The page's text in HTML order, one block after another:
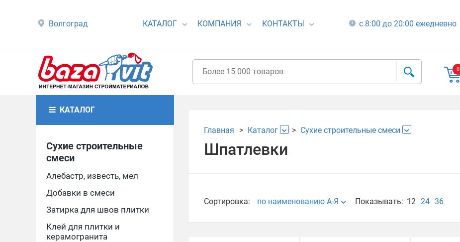
Волгоград КАТАЛОГ КОМПАНИЯ КОНТАКТЫ с 8:00 до 20:00 ежедневно
0
КАТАЛОГ
Сухие строительные
смеси
Алебастр, известь, мел
Добавки в смеси
Затирка для швов плитки
Клей для плитки и
керамогранита
Главная Каталог Сухие строительные смеси
Шпатлевки
Сортировка: по наименованию А-Я Показывать: 12 24 36